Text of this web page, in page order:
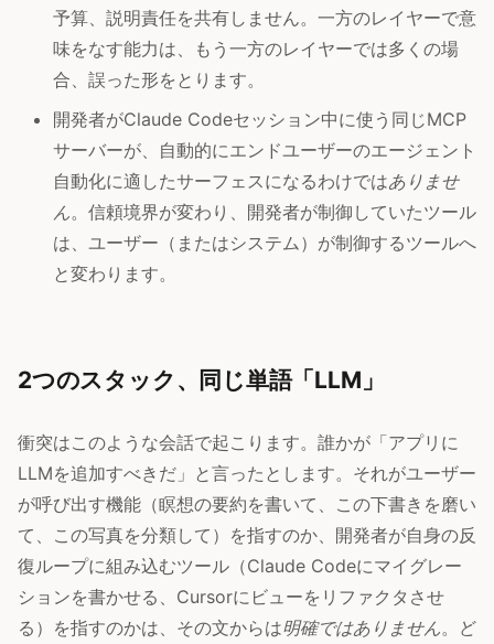
予算、説明責任を共有しません。一方のレイヤーで意
味をなす能力は、もう一方のレイヤーでは多くの場
合、誤った形をとります。
開発者がClaude Codeセッション中に使う同じMCP
サーバーが、自動的にエンドユーザーのエージェント
自動化に適したサーフェスになるわけではありませ
ん。信頼境界が変わり、開発者が制御していたツール
は、ユーザー（またはシステム）が制御するツールへ
と変わります。
2つのスタック、同じ単語「LLM」
衝突はこのような会話で起こります。誰かが「アプリに
LLMを追加すべきだ」と言ったとします。それがユーザー
が呼び出す機能（瞑想の要約を書いて、この下書きを磨い
て、この写真を分類して）を指すのか、開発者が自身の反
復ループに組み込むツール（Claude Codeにマイグレー
ションを書かせる、Cursorにビューをリファクタさせ
る）を指すのかは、その文からは明確ではありません。ど